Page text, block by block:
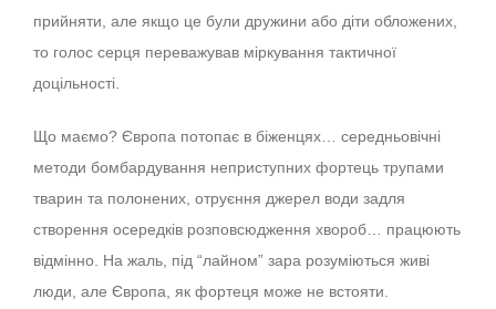
прийняти, але якщо це були дружини або діти обложених,
то голос серця переважував міркування тактичної
доцільності.
Що маємо? Європа потопає в біженцях… середньовічні
методи бомбардування неприступних фортець трупами
тварин та полонених, отруєння джерел води задля
створення осередків розповсюдження хвороб… працюють
відмінно. На жаль, під “лайном” зара розуміються живі
люди, але Європа, як фортеця може не встояти.